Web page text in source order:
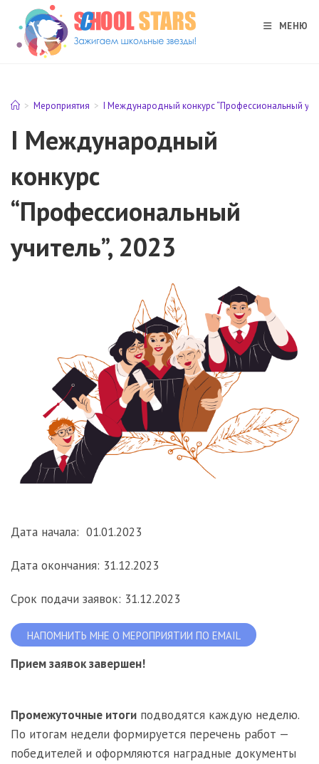
Перейти
содержимому
МЕНЮ
> Мероприятия > I Международный конкурс “Профессиональный
I Международный
конкурс
“Профессиональный
учитель”, 2023
Дата начала: 01.01.2023
Дата окончания: 31.12.2023
Срок подачи заявок: 31.12.2023
НАПОМНИТЬ МНЕ О МЕРОПРИЯТИИ ПО EMAIL
Прием заявок завершен!
Промежуточные итоги подводятся каждую неделю.
По итогам недели формируется перечень работ —
победителей и оформляются наградные документы